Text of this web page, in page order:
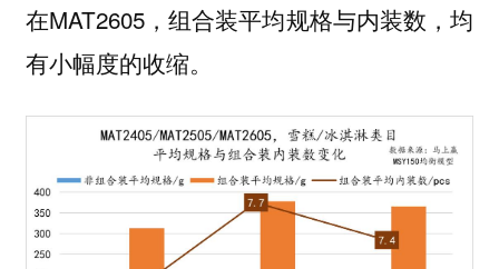
在MAT2605，组合装平均规格与内装数，均
有小幅度的收缩。